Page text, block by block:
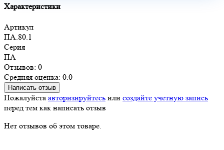
Характеристики
Артикул
ПА.80.1
Серия
ПА
Отзывов: 0
Средняя оценка: 0.0
Написать отзыв
Пожалуйста авторизируйтесь или создайте учетную запись
перед тем как написать отзыв
Нет отзывов об этом товаре.